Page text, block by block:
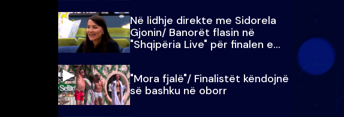
Në lidhje direkte me Sidorela
Gjonin/ Banorët flasin në
"Shqipëria Live" për finalen e
madhe
"Mora fjalë"/ Finalistët këndojnë
së bashku në oborr